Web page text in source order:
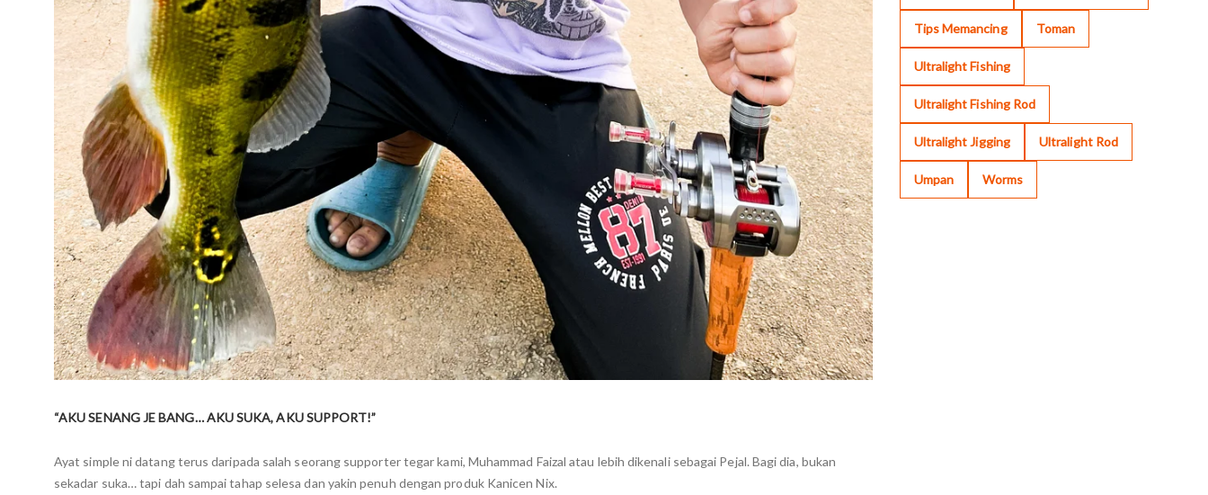
“AKU SENANG JE BANG… AKU SUKA, AKU SUPPORT!”
Ayat simple ni datang terus daripada salah seorang supporter tegar kami, Muhammad Faizal atau lebih dikenali sebagai Pejal. Bagi dia, bukan
sekadar suka… tapi dah sampai tahap selesa dan yakin penuh dengan produk Kanicen Nix.
Tips Memancing Toman
Ultralight Fishing
Ultralight Fishing Rod
Ultralight Jigging Ultralight Rod
Umpan Worms